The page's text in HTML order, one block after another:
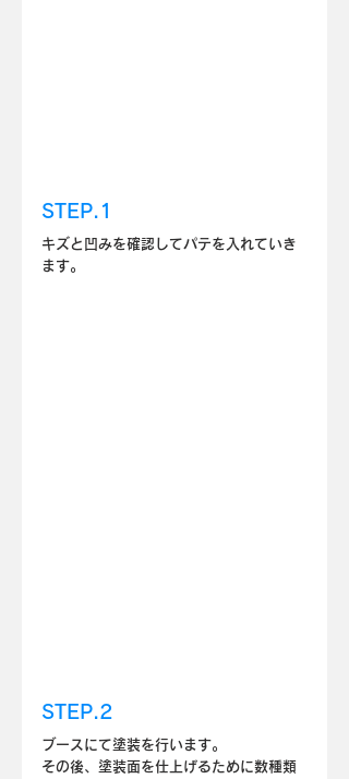
STEP.1
キズと凹みを確認してパテを入れていき
ます。
STEP.2
ブースにて塗装を行います。
その後、塗装面を仕上げるために数種類